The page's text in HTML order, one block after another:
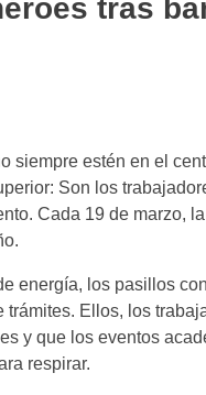
tras
siempre estén en el
Son los
Cada 19 de marzo,
energía, los pasillos
Ellos, los
y que los eventos
respirar.